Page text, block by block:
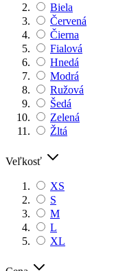
Biela
Červená
Čierna
Fialová
Hnedá
Modrá
Ružová
Šedá
Zelená
Žltá
Veľkosť
XS
S
M
L
XL